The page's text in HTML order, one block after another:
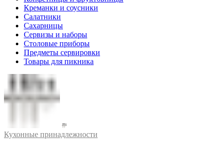
Креманки и соусники
Салатники
Сахарницы
Сервизы и наборы
Столовые приборы
Предметы сервировки
Товары для пикника
Кухонные принадлежности